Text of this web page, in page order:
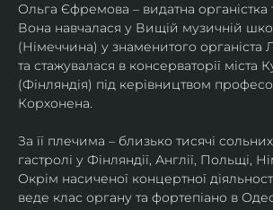
Ольга Єфремова – видатна органістка
Вона навчалася у Вищій музичній
(Німеччина) у знаменитого
та стажувалася в консерваторії міста
(Фінляндія) під керівництвом
Корхонена.
За її плечима – близько тисячі
гастролі у Фінляндії, Англії, Польщі,
Окрім насиченої концертної
веде клас органу та фортепіано в